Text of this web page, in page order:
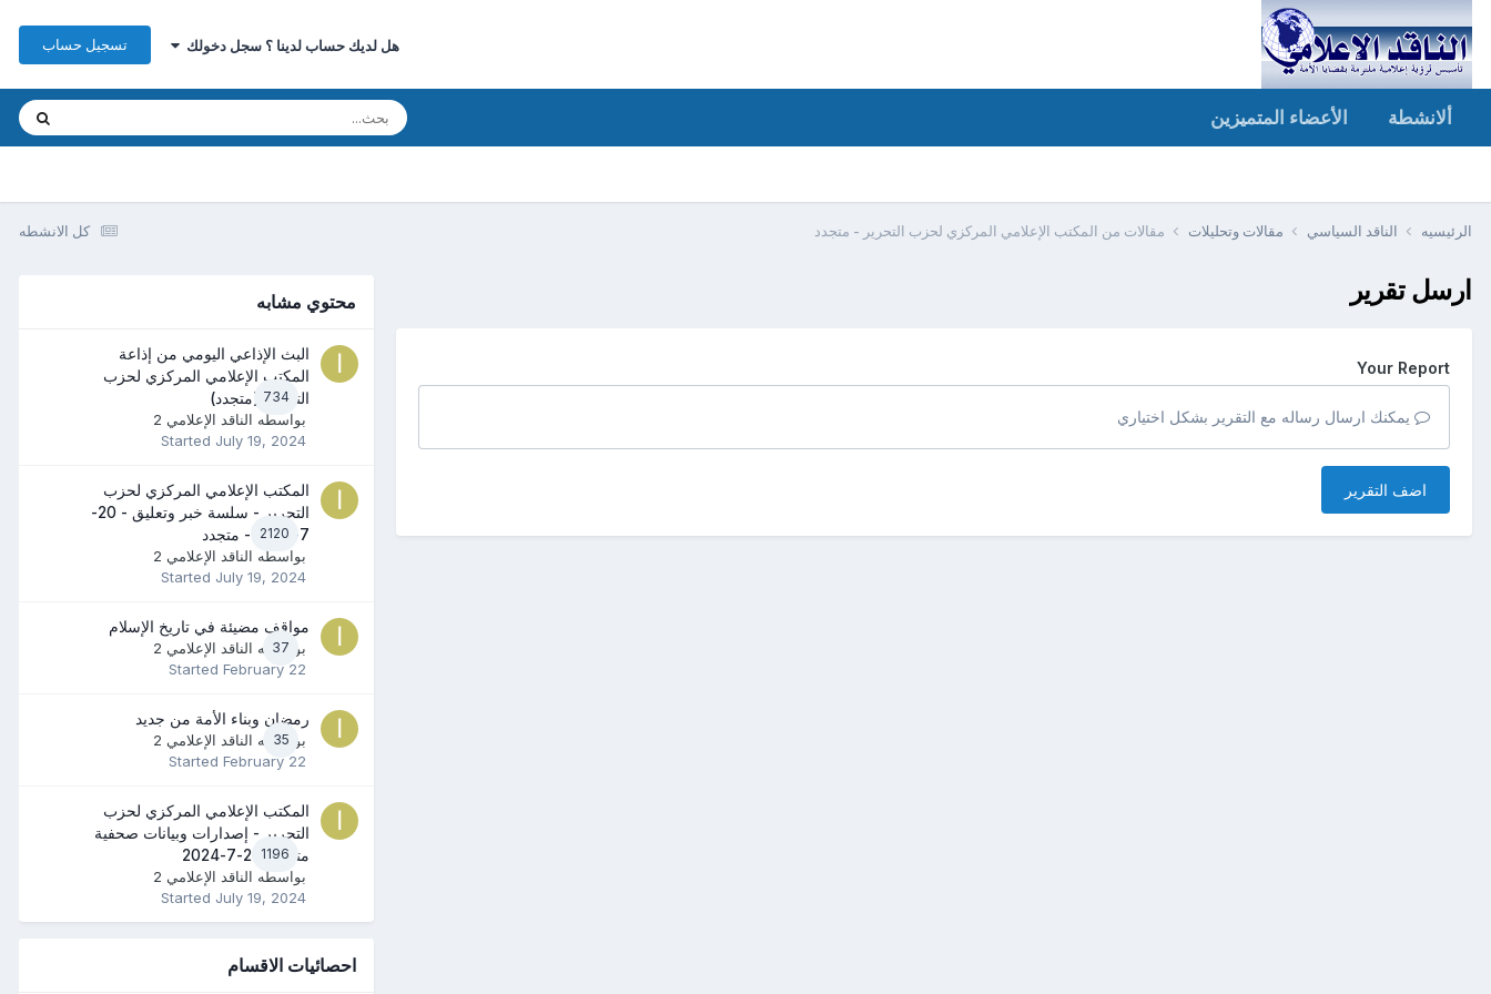
هل لديك حساب لدينا ؟ سجل دخولك تسجيل حساب
ألانشطة الأعضاء المتميزين
كل الانشطه الرئيسيه الناقد السياسي مقالات وتحليلات مقالات من المكتب الإعلامي المركزي لحزب التحرير - متجدد
ارسل تقرير
Your Report
يمكنك ارسال رساله مع التقرير بشكل اختياري
اضف التقرير
محتوي مشابه
734
البث الإذاعي اليومي من إذاعة
المكتب الإعلامي المركزي لحزب
التحرير (متجدد)
بواسطه الناقد الإعلامي 2
Started July 19, 2024
2120
المكتب الإعلامي المركزي لحزب
التحرير - سلسة خبر وتعليق - 20-
7-2024 - متجدد
بواسطه الناقد الإعلامي 2
Started July 19, 2024
37
مواقف مضيئة في تاريخ الإسلام
بواسطه الناقد الإعلامي 2
Started February 22
35
رمضان وبناء الأمة من جديد
بواسطه الناقد الإعلامي 2
Started February 22
1196
المكتب الإعلامي المركزي لحزب
التحرير - إصدارات وبيانات صحفية
متنوعة 20-7-2024
بواسطه الناقد الإعلامي 2
Started July 19, 2024
احصائيات الاقسام